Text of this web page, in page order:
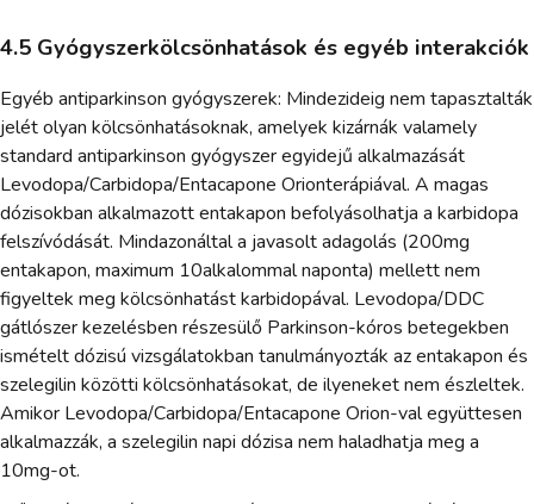
4.5 Gyógyszerkölcsönhatások és egyéb interakciók
Egyéb antiparkinson gyógyszerek: Mindezideig nem tapasztalták
jelét olyan kölcsönhatásoknak, amelyek kizárnák valamely
standard antiparkinson gyógyszer egyidejű alkalmazását
Levodopa/Carbidopa/Entacapone Orionterápiával. A magas
dózisokban alkalmazott entakapon befolyásolhatja a karbidopa
felszívódását. Mindazonáltal a javasolt adagolás (200mg
entakapon, maximum 10alkalommal naponta) mellett nem
figyeltek meg kölcsönhatást karbidopával. Levodopa/DDC
gátlószer kezelésben részesülő Parkinson-kóros betegekben
ismételt dózisú vizsgálatokban tanulmányozták az entakapon és
szelegilin közötti kölcsönhatásokat, de ilyeneket nem észleltek.
Amikor Levodopa/Carbidopa/Entacapone Orion-val együttesen
alkalmazzák, a szelegilin napi dózisa nem haladhatja meg a
10mg-ot.